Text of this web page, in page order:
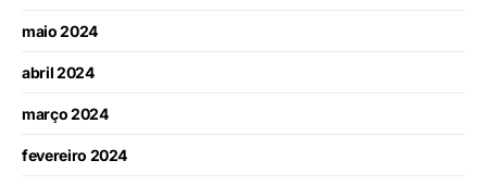
maio 2024
abril 2024
março 2024
fevereiro 2024